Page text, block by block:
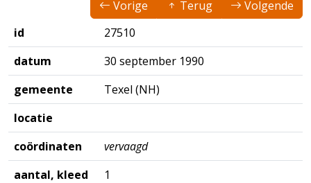
Vorige Terug
Volgende
id
27510
datum
30 september 1990
gemeente
Texel (NH)
locatie
coördinaten
vervaagd
aantal, kleed
1